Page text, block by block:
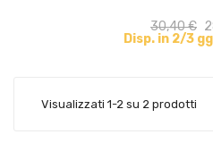
30,40 €
Disp. in 2/3
Visualizzati 1-2 su 2 prodotti